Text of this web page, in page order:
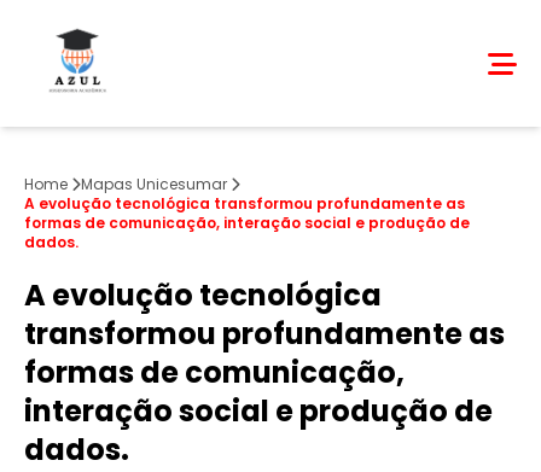
Home
Mapas Unicesumar
A evolução tecnológica transformou profundamente as
formas de comunicação, interação social e produção de
dados.
A evolução tecnológica
transformou profundamente as
formas de comunicação,
interação social e produção de
dados.